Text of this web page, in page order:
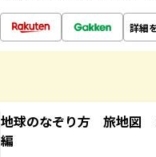
詳細
地球のなぞり方 旅地図
編